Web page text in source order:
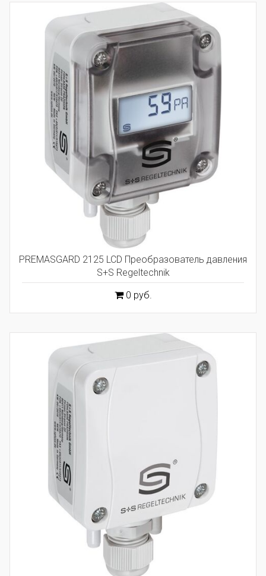
PREMASGARD 2125 LCD Преобразователь давления
S+S Regeltechnik
0 руб.